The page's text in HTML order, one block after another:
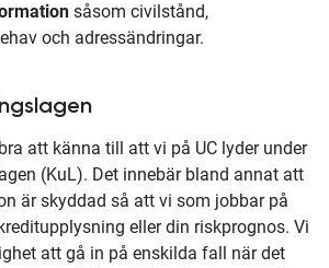
såsom civilstånd,
och adressändringar.
att känna till att vi på UC lyder under
(KuL). Det innebär bland annat att
är skyddad så att vi som jobbar på
eller din riskprognos. Vi
att gå in på enskilda fall när det